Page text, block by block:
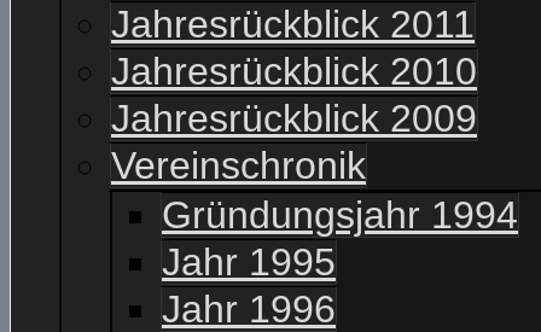
Jahresrückblick 2011
Jahresrückblick 2010
Jahresrückblick 2009
Vereinschronik
Gründungsjahr 1994
Jahr 1995
Jahr 1996